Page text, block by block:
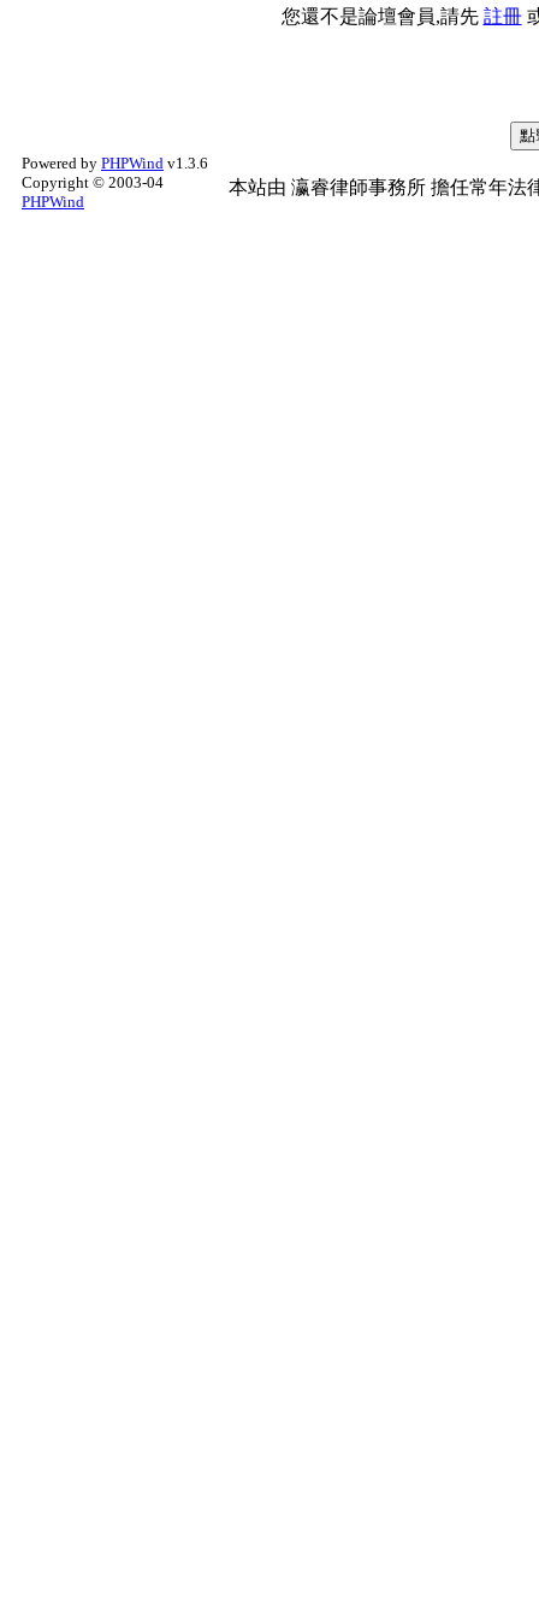
您還不是論壇會員,請先 註冊
Powered by PHPWind v1.3.6
Copyright © 2003-04
PHPWind
本站由 瀛睿律師事務所 擔任常年法